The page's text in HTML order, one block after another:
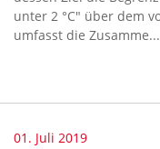
unter 2 °C" über dem
umfasst die Zusamme...
01. Juli 2019